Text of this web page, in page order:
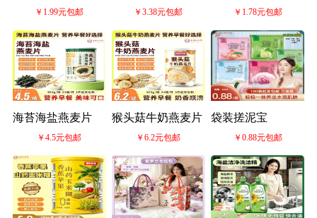
￥1.99元包邮 ￥3.38元包邮 ￥1.78元包邮
海苔海盐燕麦片
￥4.5元包邮
猴头菇牛奶燕麦片
￥6.2元包邮
袋装搓泥宝
￥0.88元包邮